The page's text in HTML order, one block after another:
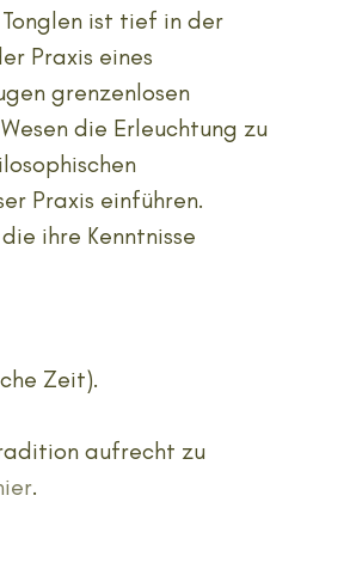
ist tief in der
Praxis eines
grenzenlosen
die Erleuchtung zu
Praxis einführen.
ihre Kenntnisse
Zeit).
aufrecht zu
.